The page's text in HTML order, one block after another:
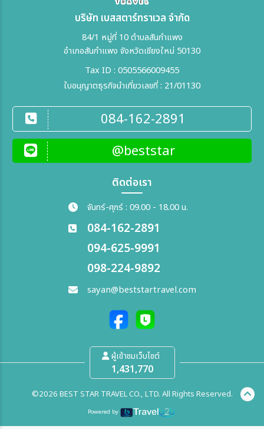
บริษัท เบสสตาร์ทราเวล จำกัด
84/1 หมู่ที่ 10 ตำบลสันกำแพง
อำเภอสันกำแพง จังหวัดเชียงใหม่ 50130
Tax ID : 0505566009455
ใบอนุญาตธุรกิจนำเที่ยวเลขที่ : 21/01130
084-162-2891
@beststar
ติดต่อเรา
จันทร์-ศุกร์ : 09.00 - 18.00 น.
084-162-2891
094-625-9991
098-224-9892
sayan@beststartravel.com
ผู้เข้าชมเว็บไซต์
1,431,770
©2026 BEST STAR TRAVEL CO., LTD. All Rights Reserved.
Powered by